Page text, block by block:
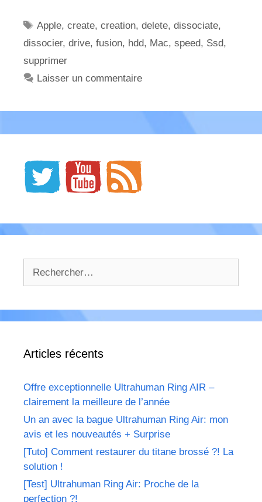
Étiquettes
Apple,create,creation,delete,dissociate,
dissocier, drive, fusion, hdd, Mac, speed, Ssd,
supprimer
Laisser un commentaire
Articles récents
Offre exceptionnelle Ultrahuman Ring AIR –
clairement la meilleure de l’année
Un an avec la bague Ultrahuman Ring Air: mon
avis et les nouveautés + Surprise
[Tuto] Comment restaurer du titane brossé ?! La
solution !
[Test] Ultrahuman Ring Air: Proche de la
perfection ?!